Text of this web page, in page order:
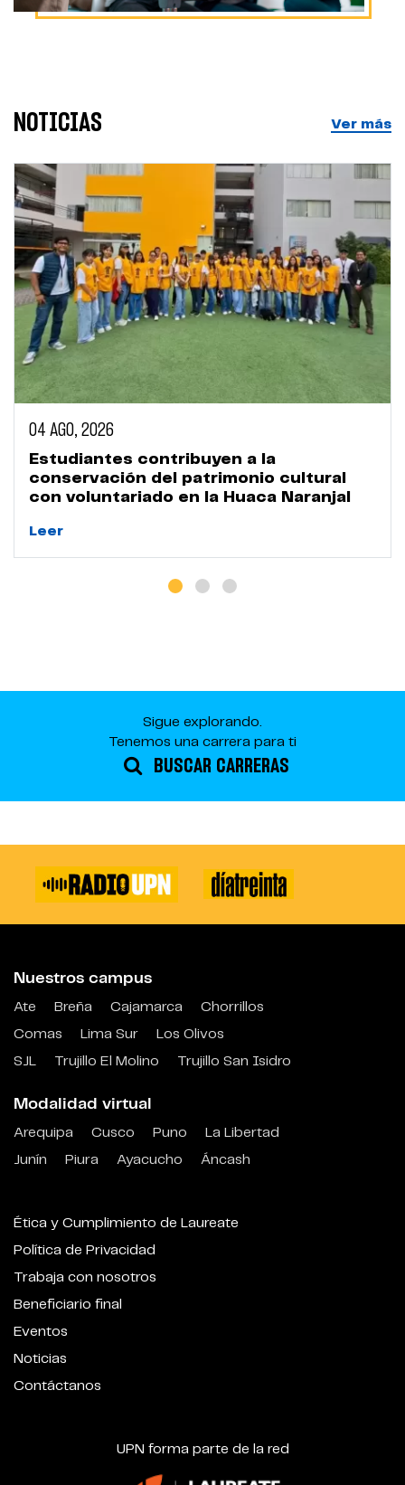
NOTICIAS Ver más
04 AGO, 2026
Estudiantes contribuyen a la
conservación del patrimonio cultural
con voluntariado en la Huaca Naranjal
Leer
Sigue explorando.
Tenemos una carrera para ti
BUSCAR CARRERAS
Nuestros campus
Ate Breña Cajamarca
Chorrillos
Comas
Lima Sur
Los Olivos
SJL
Trujillo El Molino Trujillo San Isidro
Modalidad virtual
Arequipa Cusco Puno
La Libertad
Junín
Piura Ayacucho Áncash
Ética y Cumplimiento de Laureate
Política de Privacidad
Trabaja con nosotros
Beneficiario final
Eventos
Noticias
Contáctanos
UPN forma parte de la red